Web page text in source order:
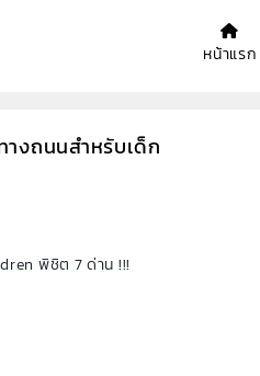
หน้าแรก
งถนนสำหรับเด็ก
พิชิต 7 ด่าน !!!